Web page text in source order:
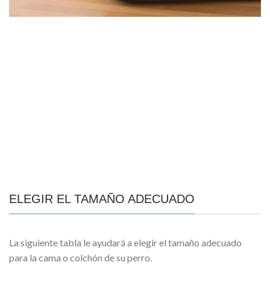
ELEGIR EL TAMAÑO ADECUADO
La siguiente tabla le ayudará a elegir el tamaño adecuado
para la cama o colchón de su perro.